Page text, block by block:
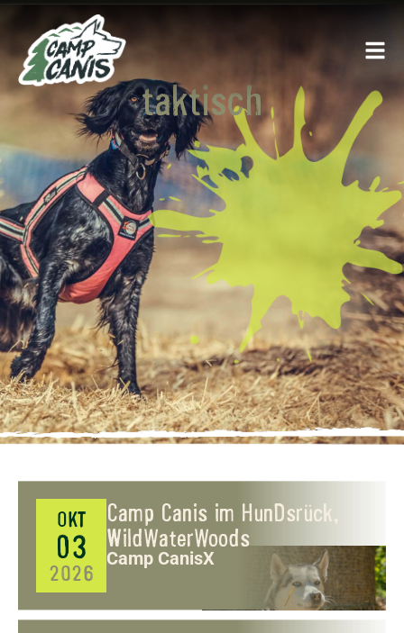
taktisch
OKT
03
2026
Camp Canis im HunDsrück,
WildWaterWoods
Camp CanisX